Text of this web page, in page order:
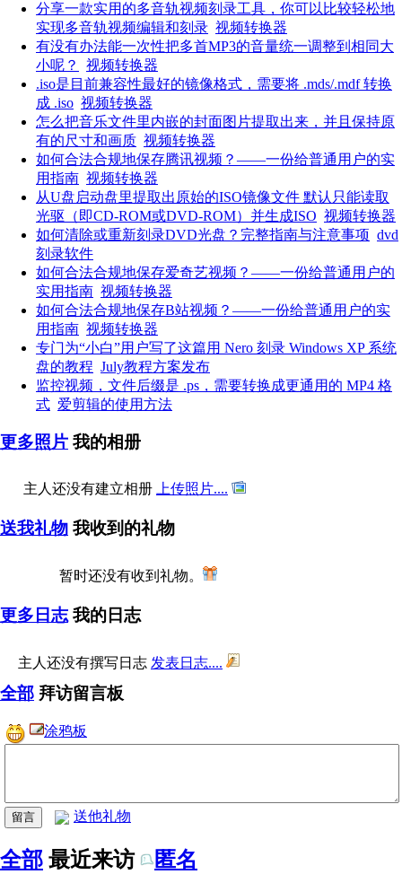
分享一款实用的多音轨视频刻录工具，你可以比较轻松地
实现多音轨视频编辑和刻录 视频转换器
有没有办法能一次性把多首MP3的音量统一调整到相同大
小呢？
视频转换器
.iso是目前兼容性最好的镜像格式，需要将 .mds/.mdf 转换
成 .iso 视频转换器
怎么把音乐文件里内嵌的封面图片提取出来，并且保持原
有的尺寸和画质 视频转换器
如何合法合规地保存腾讯视频？——一份给普通用户的实
用指南 视频转换器
从U盘启动盘里提取出原始的ISO镜像文件 默认只能读取
光驱（即CD-ROM或DVD-ROM）并生成ISO 视频转换器
如何清除或重新刻录DVD光盘？完整指南与注意事项 dvd
刻录软件
如何合法合规地保存爱奇艺视频？——一份给普通用户的
实用指南 视频转换器
如何合法合规地保存B站视频？——一份给普通用户的实
用指南 视频转换器
专门为“小白”用户写了这篇用 Nero 刻录 Windows XP 系统
盘的教程 July教程方案发布
监控视频，文件后缀是 .ps，需要转换成更通用的 MP4 格
式 爱剪辑的使用方法
更多照片 我的相册
主人还没有建立相册 上传照片....
送我礼物 我收到的礼物
暂时还没有收到礼物。
更多日志 我的日志
主人还没有撰写日志 发表日志....
全部 拜访留言板
涂鸦板
送他礼物
全部 最近来访 匿名